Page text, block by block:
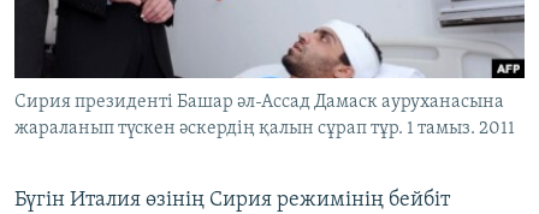
ЖАЗЫЛЫҢЫЗ
Басқа тілдерде
Cирия президенті Башар әл-Ассад Дамаск ауруханасына
жараланып түскен әскердің қалын сұрап тұр. 1 тамыз. 2011
Бүгін Италия өзінің Сирия режимінің бейбіт